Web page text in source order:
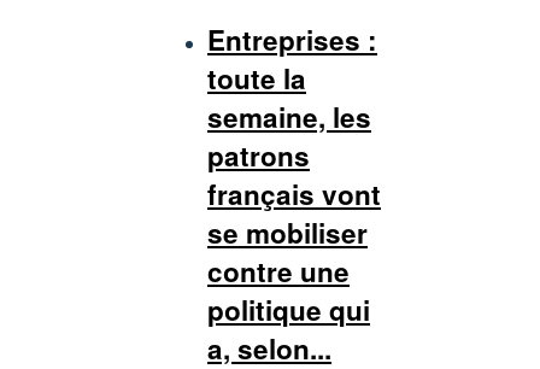
Entreprises :
toute la
semaine, les
patrons
français vont
se mobiliser
contre une
politique qui
a, selon...